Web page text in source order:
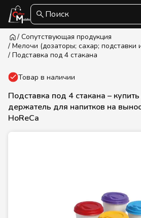
Поиск
/ Сопутствующая продукция
/ Мелочи (дозаторы; сахар; подставки
/ Подставка под 4 стакана
Товар в наличии
Подставка под 4 стакана –
держатель для напитков на
HoReCa